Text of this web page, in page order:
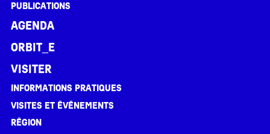
Publications
Agenda
ORBIT_E
Visiter
Informations pratiques
Visites et événements
Région